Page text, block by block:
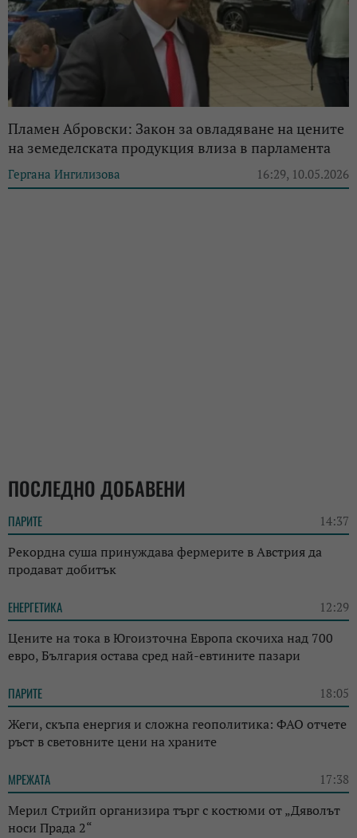
Пламен Абровски: Закон за овладяване на цените
на земеделската продукция влиза в парламента
Гергана Ингилизова 16:29, 10.05.2026
ПОСЛЕДНО ДОБАВЕНИ
ПАРИТЕ 14:37
Рекордна суша принуждава фермерите в Австрия да
продават добитък
ЕНЕРГЕТИКА 12:29
Цените на тока в Югоизточна Европа скочиха над 700
евро, България остава сред най-евтините пазари
ПАРИТЕ 18:05
Жеги, скъпа енергия и сложна геополитика: ФАО отчете
ръст в световните цени на храните
МРЕЖАТА 17:38
Мерил Стрийп организира търг с костюми от „Дяволът
носи Прада 2“